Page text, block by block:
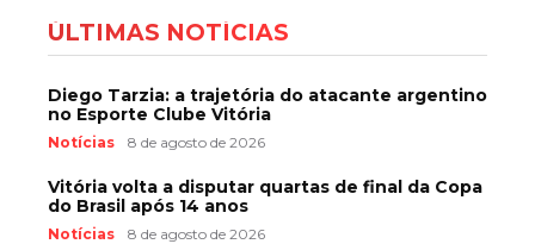
ÚLTIMAS NOTÍCIAS
Diego Tarzia: a trajetória do atacante argentino
no Esporte Clube Vitória
Notícias 8 de agosto de 2026
Vitória volta a disputar quartas de final da Copa
do Brasil após 14 anos
Notícias 8 de agosto de 2026